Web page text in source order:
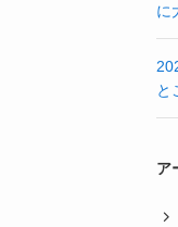
に
と
ア